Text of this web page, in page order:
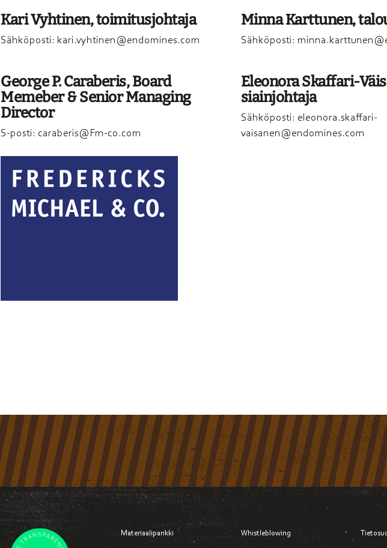
Kari Vyhti­­nen, toimi­tus­joh­ta­ja
Sähköposti: kari.vyhti­nen@endomines.com
Minna Karttu­nen,
Sähköposti:
George P. Carabe­ris, Board
Memeber & Senior Managing
Direc­tor
S-posti: caraberis@Fm-co.com
Eleono­ra Skaffa­ri-
siain­joh­ta­ja
Sähköposti: eleonora.skaffari-
vaisanen@endomines.com
Materiaalipankki Whistleblowing